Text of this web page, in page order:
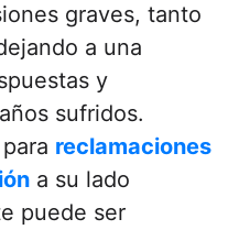
graves, tanto
a una
y
sufridos.
reclamaciones
a su lado
puede ser